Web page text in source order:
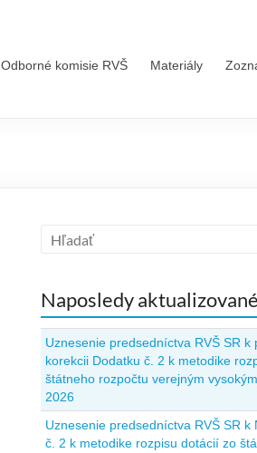
Odborné komisie RVŠ Materiály
Naposledy aktualizované
Uznesenie predsedníctva RVŠ SR k
korekcii Dodatku č. 2 k metodike
štátneho rozpočtu verejným
2026
Uznesenie predsedníctva RVŠ SR k
č. 2 k metodike rozpisu dotácií zo